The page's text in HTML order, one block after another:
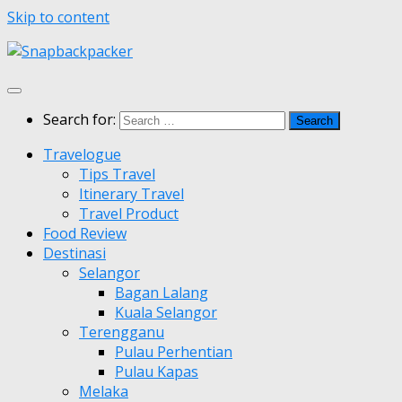
Skip to content
Search for:
Travelogue
Tips Travel
Itinerary Travel
Travel Product
Food Review
Destinasi
Selangor
Bagan Lalang
Kuala Selangor
Terengganu
Pulau Perhentian
Pulau Kapas
Melaka